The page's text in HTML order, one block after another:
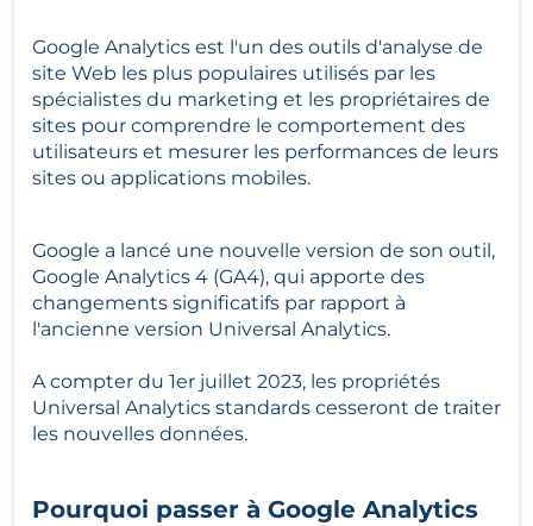
Google Analytics est l'un des outils d'analyse de
site Web les plus populaires utilisés par les
spécialistes du marketing et les propriétaires de
sites pour comprendre le comportement des
utilisateurs et mesurer les performances de leurs
sites ou applications mobiles.
Google a lancé une nouvelle version de son outil,
Google Analytics 4 (GA4), qui apporte des
changements significatifs par rapport à
l'ancienne version Universal Analytics.
A compter du 1er juillet 2023, les propriétés
Universal Analytics standards cesseront de traiter
les nouvelles données.
Pourquoi passer à Google Analytics